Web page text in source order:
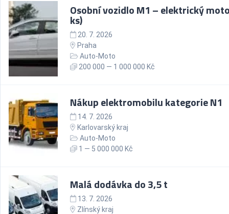
Osobní vozidlo M1 – elektrický
ks)
20. 7. 2026
Praha
Auto-Moto
200 000 — 1 000 000 Kč
Nákup elektromobilu kategorie N1
14. 7. 2026
Karlovarský kraj
Auto-Moto
1 — 5 000 000 Kč
Malá dodávka do 3,5 t
13. 7. 2026
Zlínský kraj